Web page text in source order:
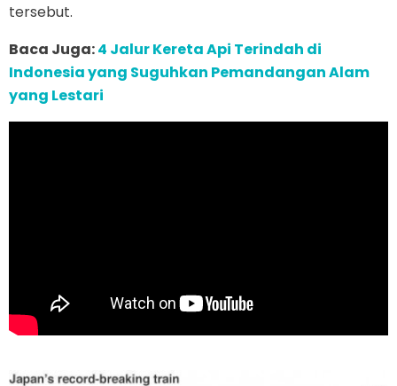
tersebut.
Baca Juga:4 Jalur Kereta Api Terindah di
Indonesia yang Suguhkan Pemandangan Alam
yang Lestari